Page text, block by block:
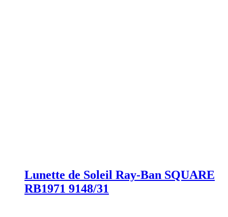
Lunette de Soleil Ray-Ban SQUARE
RB1971 9148/31